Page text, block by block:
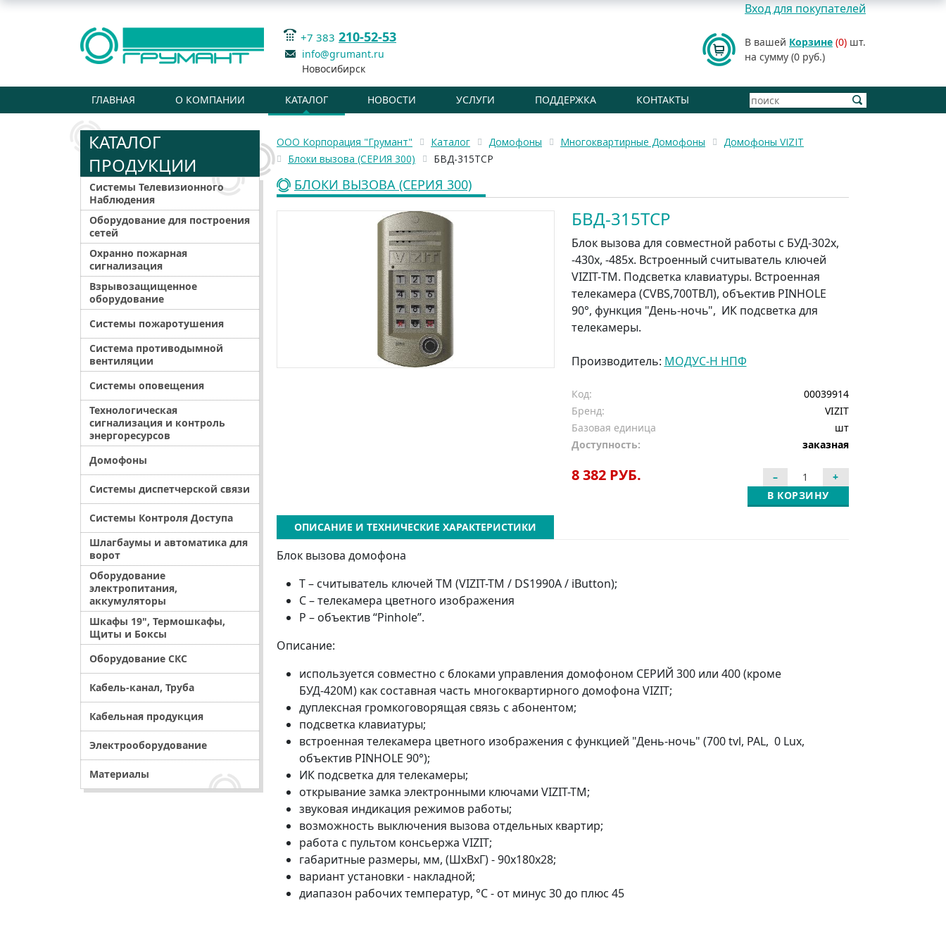
Вход для покупателей
+7 383 210-52-53
info@grumant.ru
Новосибирск
В вашей Корзине (0) шт.
на сумму (0 руб.)
ГЛАВНАЯ О КОМПАНИИ КАТАЛОГ НОВОСТИ УСЛУГИ ПОДДЕРЖКА КОНТАКТЫ
КАТАЛОГ
ПРОДУКЦИИ
Системы Телевизионного
Наблюдения
Оборудование для построения
сетей
Охранно пожарная
сигнализация
Взрывозащищенное
оборудование
Системы пожаротушения
Система противодымной
вентиляции
Системы оповещения
Технологическая
сигнализация и контроль
энергоресурсов
Домофоны
Системы диспетчерской связи
Системы Контроля Доступа
Шлагбаумы и автоматика для
ворот
Оборудование
электропитания,
аккумуляторы
Шкафы 19", Термошкафы,
Щиты и Боксы
Оборудование СКС
Кабель-канал, Труба
Кабельная продукция
Электрооборудование
Материалы
ООО Корпорация "Грумант" Каталог Домофоны Многоквартирные Домофоны
Домофоны VIZIT
Блоки вызова (СЕРИЯ 300)
БВД-315ТCP
БЛОКИ ВЫЗОВА (СЕРИЯ 300)
БВД-315ТCP
Блок вызова для совместной работы с БУД-302х,
-430х, -485х. Встроенный считыватель ключей
VIZIT-ТМ. Подсветка клавиатуры. Встроенная
телекамера (CVBS,700ТВЛ), объектив PINHOLE
90°, функция "День-ночь", ИК подсветка для
телекамеры.
Производитель: МОДУС-Н НПФ
Код:
00039914
Бренд:
VIZIT
Базовая единица
шт
Доступность:
заказная
8 382 РУБ.
В КОРЗИНУ
ОПИСАНИЕ И ТЕХНИЧЕСКИЕ ХАРАКТЕРИСТИКИ
Блок вызова домофона
T – считыватель ключей ТМ (VIZIT-TM / DS1990A / iButton);
С – телекамера цветного изображения
P – объектив “Pinhole”.
Описание:
используется совместно с блоками управления домофоном СЕРИЙ 300 или 400 (кроме
БУД-420М) как составная часть многоквартирного домофона VIZIT;
дуплексная громкоговорящая связь с абонентом;
подсветка клавиатуры;
встроенная телекамера цветного изображения с функцией "День-ночь" (700 tvl, PAL, 0 Lux,
объектив PINHOLE 90°);
ИК подсветка для телекамеры;
открывание замка электронными ключами VIZIT-TM;
звуковая индикация режимов работы;
возможность выключения вызова отдельных квартир;
работа с пультом консьержа VIZIT;
габаритные размеры, мм, (ШхВхГ) - 90х180х28;
вариант установки - накладной;
диапазон рабочих температур, °C - от минус 30 до плюс 45